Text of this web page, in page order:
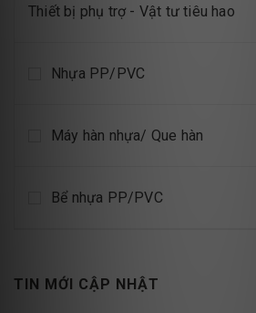
Thiết bị phụ trợ - Vật tư tiêu hao
Nhựa PP/PVC
Máy hàn nhựa/ Que hàn
Bể nhựa PP/PVC
TIN MỚI CẬP NHẬT